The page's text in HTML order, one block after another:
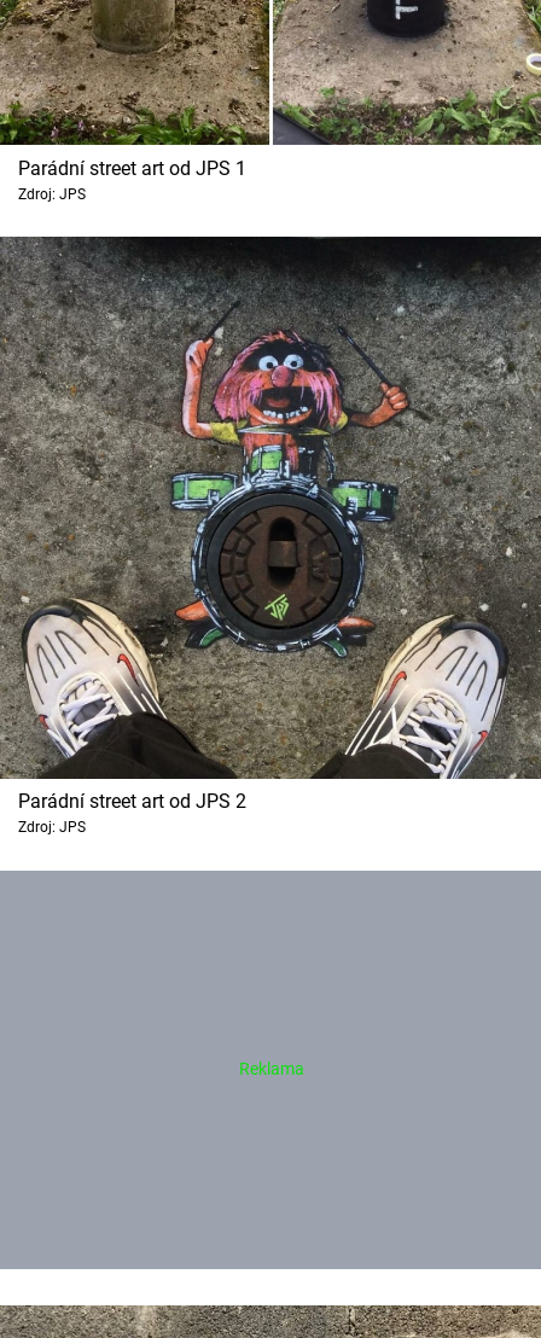
Cool Esport
Pořady
TV Program
Sledujte prima+
Přihlášení
Sledujte nás
Parádní street art od JPS 1
Zdroj: JPS
Parádní street art od JPS 2
Zdroj: JPS